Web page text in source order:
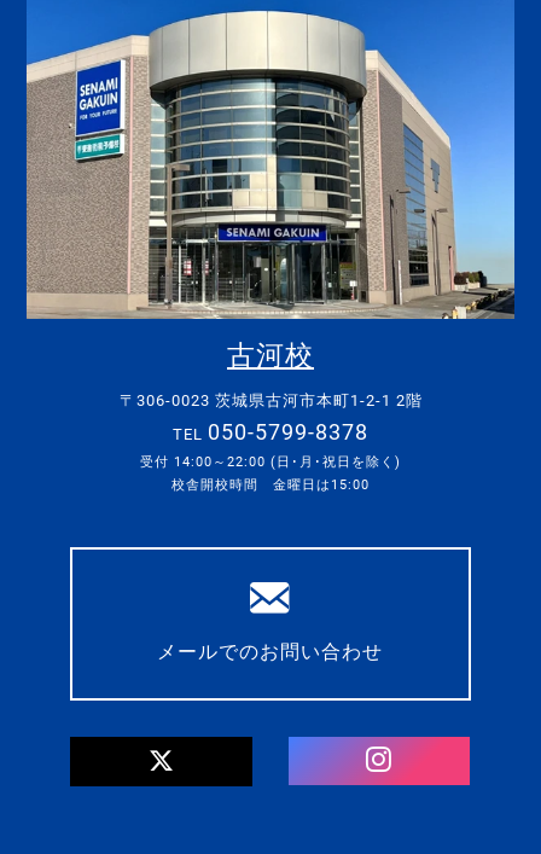
古河校
〒306-0023 茨城県古河市本町1-2-1 2階
TEL 050-5799-8378
受付 14:00～22:00 (日･月･祝日を除く)
校舎開校時間 金曜日は15:00
メールでのお問い合わせ